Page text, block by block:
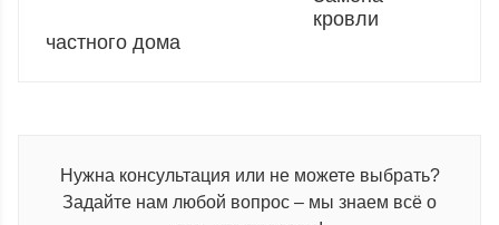
кровли
частного дома
Нужна консультация или не можете выбрать?
Задайте нам любой вопрос – мы знаем всё о